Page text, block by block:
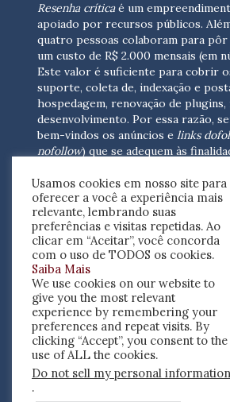
Resenha críticaé um
apoiado por recursos públicos.
quatro pessoas colaboram para
um custo de R$ 2.000 mensais (em
Este valor é suficiente para cobrir
suporte, coleta de, indexação e
hospedagem, renovação de plugins,
desenvolvimento. Por essa razão,
bem-vindos os anúncios e links
nofollow) que se adequem às
nós(contato@resenhacritica.com.br)
FONTES E ACERVO
As resenhas, dossiês e sumários
periódicos acadêmicos e sites
você tem interesse em divulgar o
periódico, escreva para nós
(contato@resenhacritica.com.br)
Conheça omodocomo
índicesdisponibilizados neste blog.
ISSN 2764-0302
Usamos cookies em nosso site para
oferecer a você a experiência mais
relevante, lembrando suas
preferências e visitas repetidas. Ao
clicar em “Aceitar”, você concorda
com o uso de TODOS os cookies.
Saiba Mais
We use cookies on our website to
give you the most relevant
experience by remembering your
preferences and repeat visits. By
clicking “Accept”, you consent to the
use of ALL the cookies.
Do not sell my personal information
.